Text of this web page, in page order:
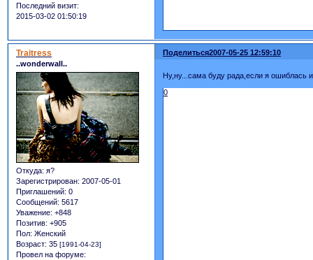
Последний визит:
2015-03-02 01:50:19
Поделиться2007-05-25 12:59:10
Traitress
..wonderwall..
Откуда: я?
Зарегистрирован: 2007-05-01
Приглашений: 0
Сообщений: 5617
Уважение: +848
Позитив: +905
Пол: Женский
Возраст: 35 [1991-04-23]
Провел на форуме:
Ну,ну...сама буду рада,если я ошиблась
0